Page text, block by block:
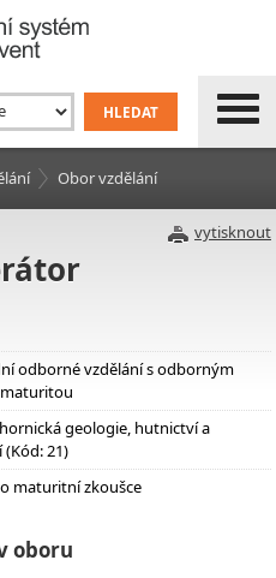
Obor vzdělání
vytisknout
odborné vzdělání s odborným
geologie, hutnictví a
21)
maturitní zkoušce
oboru